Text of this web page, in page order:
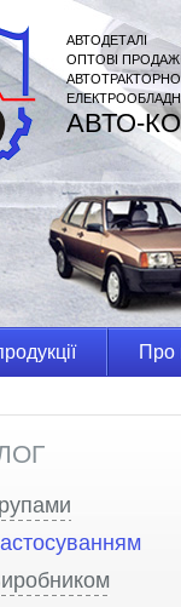
АВТОДЕТАЛІ
ОПТОВІ ПРОДАЖІ
АВТО-
Про